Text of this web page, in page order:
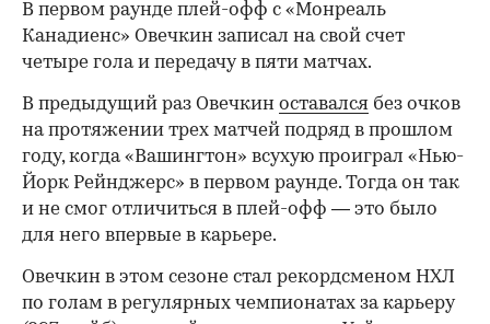
В первом раунде плей-офф с «Монреаль
Канадиенс» Овечкин записал на свой счет
четыре гола и передачу в пяти матчах.
В предыдущий раз Овечкин оставался без очков
на протяжении трех матчей подряд в прошлом
году, когда «Вашингтон» всухую проиграл «Нью-
Йорк Рейнджерс» в первом раунде. Тогда он так
и не смог отличиться в плей-офф — это было
для него впервые в карьере.
Овечкин в этом сезоне стал рекордсменом НХЛ
по голам в регулярных чемпионатах за карьеру